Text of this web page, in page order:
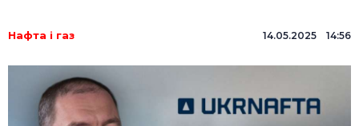
Нафта і газ 14.05.2025 14:56